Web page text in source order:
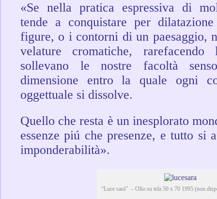
«Se nella pratica espressiva di
tende a conquistare per
figure, o i contorni di un paesaggio,
velature cromatiche,
sollevano le nostre facoltà
dimensione entro la quale ogni
oggettuale si dissolve.
Quello che resta è un inesplorato
essenze piú che presenze, e tutto si
imponderabilità».
“Luce sarà” – Olio su tela 50 x 70 1995 (non